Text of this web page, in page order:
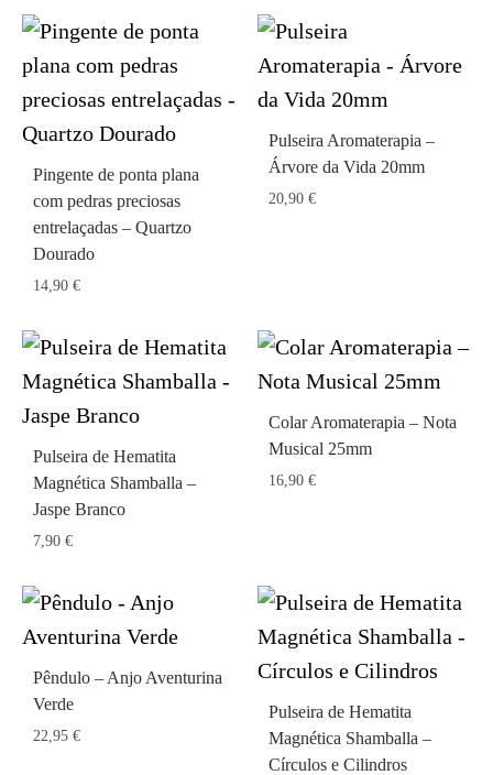
Pingente de ponta plana
com pedras preciosas
entrelaçadas – Quartzo
Dourado
14,90 €
Pulseira Aromaterapia –
Árvore da Vida 20mm
20,90 €
Pulseira de Hematita
Magnética Shamballa –
Jaspe Branco
7,90 €
Colar Aromaterapia – Nota
Musical 25mm
16,90 €
Pêndulo – Anjo Aventurina
Verde
22,95 €
Pulseira de Hematita
Magnética Shamballa –
Círculos e Cilindros